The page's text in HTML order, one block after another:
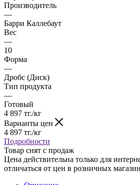
Производитель
—
Барри Каллебаут
Вес
—
10
Форма
—
Дробс (Диск)
Тип продукта
—
Готовый
4 897 тг./кг
Варианты цен
4 897 тг./кг
Подробности
Товар снят с продаж
Цена действительна только для
отличаться от цен в розничных